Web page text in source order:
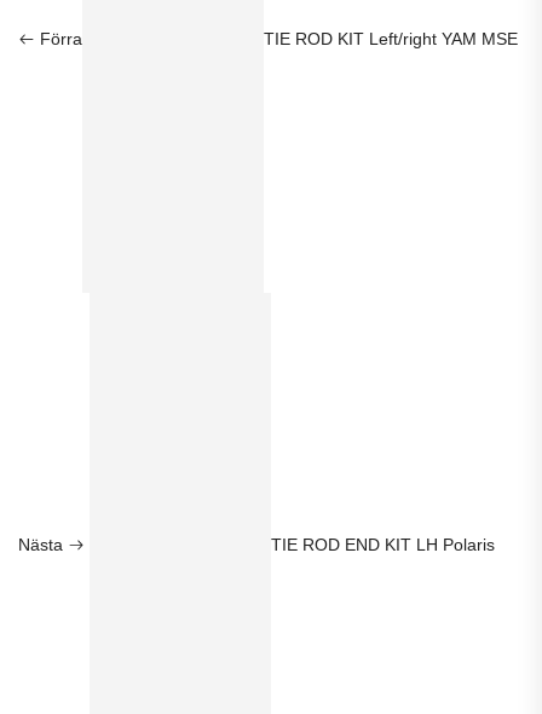
Förra TIE ROD KIT Left/right YAM MSE
Nästa TIE ROD END KIT LH Polaris